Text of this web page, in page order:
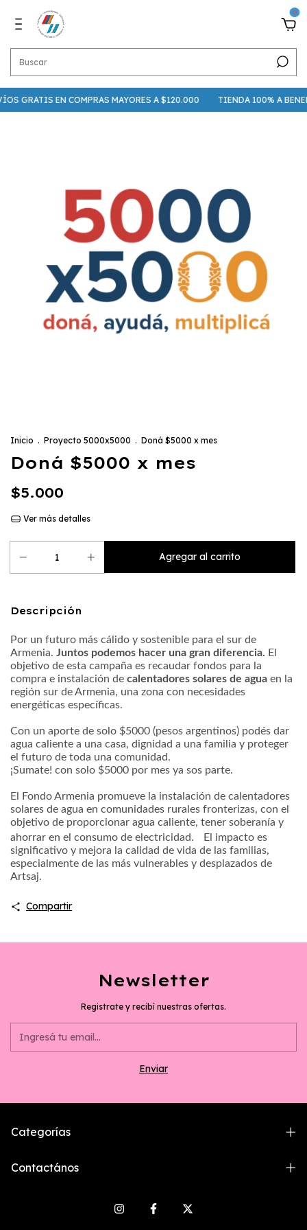
0
GRATIS EN COMPRAS MAYORES A $120.000 TIENDA 100% A
Inicio . Proyecto 5000x5000 . Doná $5000 x mes
Doná $5000 x mes
$5.000
Ver más detalles
Descripción
Por un futuro más cálido y sostenible para el sur de
Armenia. Juntos podemos hacer una gran diferencia. El
objetivo de esta campaña es recaudar fondos para la
compra e instalación de calentadores solares de agua en la
región sur de Armenia, una zona con necesidades
energéticas específicas.
Con un aporte de solo $5000 (pesos argentinos) podés dar
agua caliente a una casa, dignidad a una familia y proteger
el futuro de toda una comunidad.
¡Sumate! con solo $5000 por mes ya sos parte.
El Fondo Armenia promueve la instalación de calentadores
solares de agua en comunidades rurales fronterizas, con el
objetivo de proporcionar agua caliente, tener soberanía y
ahorrar en el consumo de electricidad. El impacto es
significativo y mejora la calidad de vida de las familias,
especialmente de las más vulnerables y desplazados de
Artsaj.
Compartir
Newsletter
Registrate y recibí nuestras ofertas.
Categorías
Contactános